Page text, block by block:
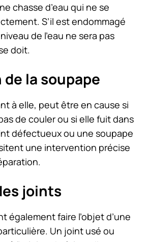
chasse d’eau qui ne se
S’il est endommagé
de l’eau ne sera pas
doit.
la soupape
à elle, peut être en cause si
de couler ou si elle fuit dans
défectueux ou une soupape
une intervention précise
joints
également faire l’objet d’une
Un joint usé ou